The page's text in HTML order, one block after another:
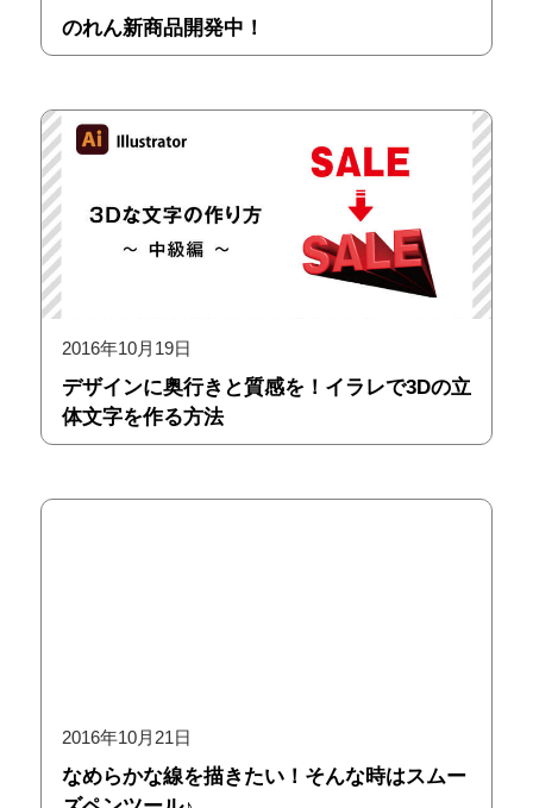
のれん新商品開発中！
2016年10月19日
デザインに奥行きと質感を！イラレで3Dの立
体文字を作る方法
2016年10月21日
なめらかな線を描きたい！そんな時はスムー